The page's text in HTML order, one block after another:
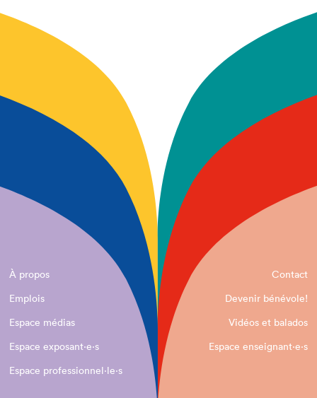
À propos
Contact
Emplois
Devenir bénévole!
Espace médias
Vidéos et balados
Espace exposant·e⋅s
Espace enseignant·e⋅s
Espace professionnel·le⋅s